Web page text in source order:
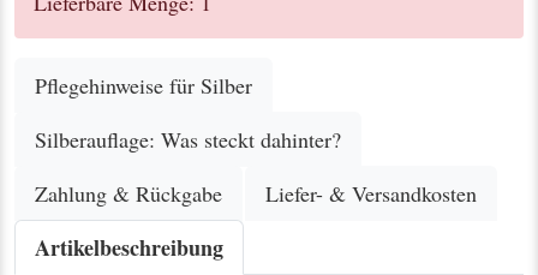
Pflegehinweise für Silber
Silberauflage: Was steckt dahinter?
Zahlung & Rückgabe
Liefer- & Versandkosten
Artikelbeschreibung